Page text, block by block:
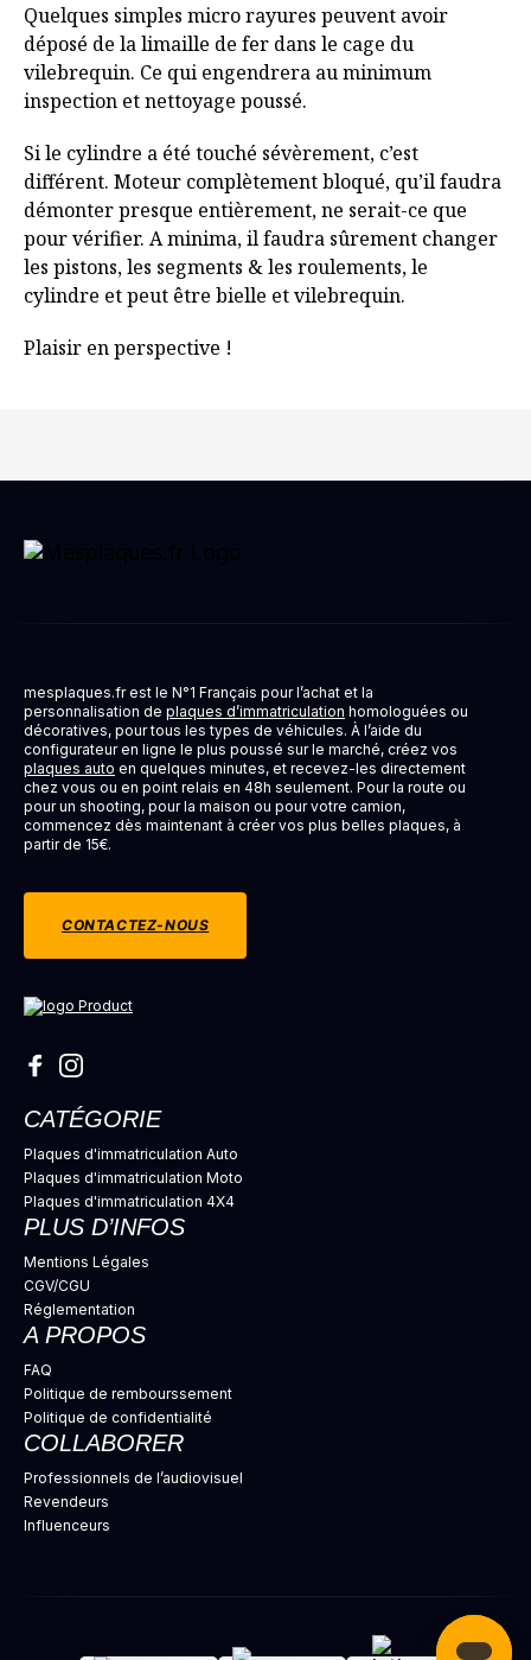
Quelques simples micro rayures peuvent avoir
déposé de la limaille de fer dans le cage du
vilebrequin. Ce qui engendrera au minimum
inspection et nettoyage poussé.
Si le cylindre a été touché sévèrement, c’est
différent. Moteur complètement bloqué, qu’il faudra
démonter presque entièrement, ne serait-ce que
pour vérifier. A minima, il faudra sûrement changer
les pistons, les segments & les roulements, le
cylindre et peut être bielle et vilebrequin.
Plaisir en perspective !
mesplaques.fr est le N°1 Français pour l’achat et la
personnalisation de plaques d’immatriculation homologuées ou
décoratives, pour tous les types de véhicules. À l’aide du
configurateur en ligne le plus poussé sur le marché, créez vos
plaques auto en quelques minutes, et recevez-les directement
chez vous ou en point relais en 48h seulement. Pour la route ou
pour un shooting, pour la maison ou pour votre camion,
commencez dès maintenant à créer vos plus belles plaques, à
partir de 15€.
CONTACTEZ-NOUS
CATÉGORIE
Plaques d'immatriculation Auto
Plaques d'immatriculation Moto
Plaques d'immatriculation 4X4
PLUS D’INFOS
Mentions Légales
CGV/CGU
Réglementation
A PROPOS
FAQ
Politique de rembourssement
Politique de confidentialité
COLLABORER
Professionnels de l’audiovisuel
Revendeurs
Influenceurs